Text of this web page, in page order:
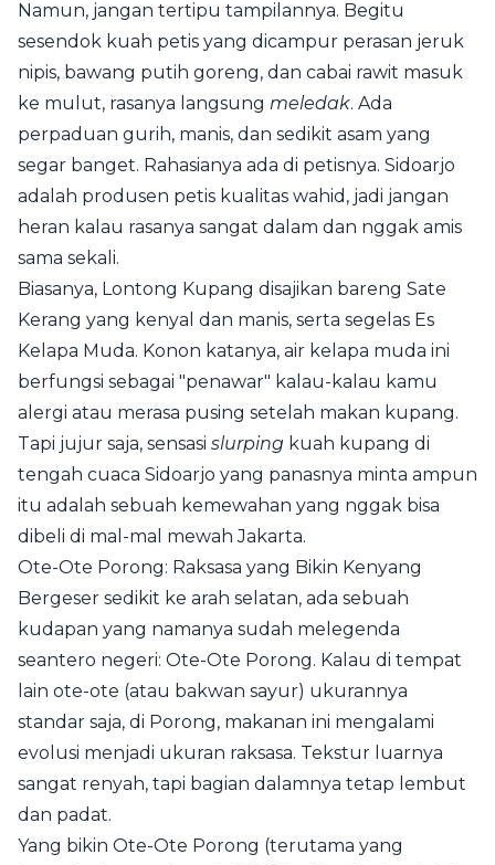
Namun, jangan tertipu tampilannya. Begitu
sesendok kuah petis yang dicampur perasan jeruk
nipis, bawang putih goreng, dan cabai rawit masuk
ke mulut, rasanya langsung meledak. Ada
perpaduan gurih, manis, dan sedikit asam yang
segar banget. Rahasianya ada di petisnya. Sidoarjo
adalah produsen petis kualitas wahid, jadi jangan
heran kalau rasanya sangat dalam dan nggak amis
sama sekali.
Biasanya, Lontong Kupang disajikan bareng Sate
Kerang yang kenyal dan manis, serta segelas Es
Kelapa Muda. Konon katanya, air kelapa muda ini
berfungsi sebagai "penawar" kalau-kalau kamu
alergi atau merasa pusing setelah makan kupang.
Tapi jujur saja, sensasi slurping kuah kupang di
tengah cuaca Sidoarjo yang panasnya minta ampun
itu adalah sebuah kemewahan yang nggak bisa
dibeli di mal-mal mewah Jakarta.
Ote-Ote Porong: Raksasa yang Bikin Kenyang
Bergeser sedikit ke arah selatan, ada sebuah
kudapan yang namanya sudah melegenda
seantero negeri: Ote-Ote Porong. Kalau di tempat
lain ote-ote (atau bakwan sayur) ukurannya
standar saja, di Porong, makanan ini mengalami
evolusi menjadi ukuran raksasa. Tekstur luarnya
sangat renyah, tapi bagian dalamnya tetap lembut
dan padat.
Yang bikin Ote-Ote Porong (terutama yang